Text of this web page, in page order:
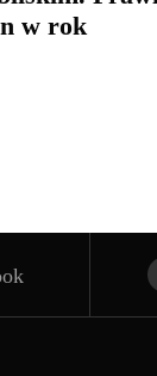
w rok